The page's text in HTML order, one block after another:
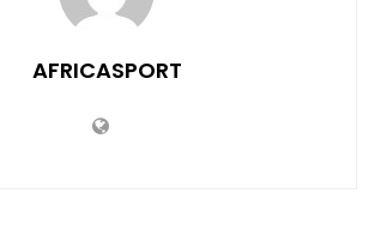
AFRICASPORT